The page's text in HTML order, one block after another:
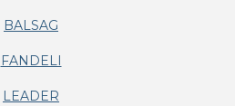
BALSAG
FANDELI
LEADER